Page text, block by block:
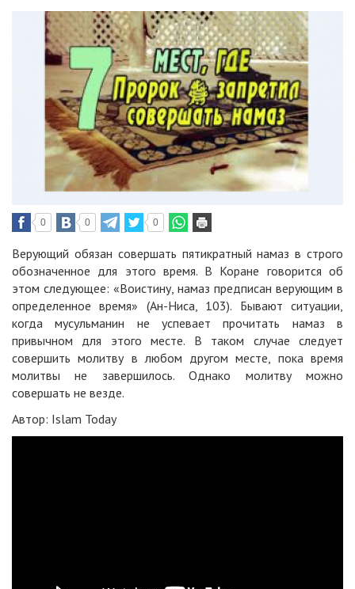
0 0 0
Верующий обязан совершать пятикратный намаз в строго
обозначенное для этого время. В Коране говорится об
этом следующее: «Воистину, намаз предписан верующим в
определенное время» (Ан-Ниса, 103). Бывают ситуации,
когда мусульманин не успевает прочитать намаз в
привычном для этого месте. В таком случае следует
совершить молитву в любом другом месте, пока время
молитвы не завершилось. Однако молитву можно
совершать не везде.
Автор: Islam Today